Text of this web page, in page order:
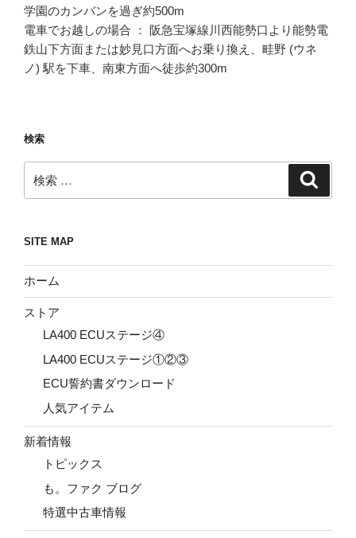
学園のカンバンを過ぎ約500m
電車でお越しの場合 ： 阪急宝塚線川西能勢口より能勢電
鉄山下方面または妙見口方面へお乗り換え、畦野 (ウネ
ノ) 駅を下車、南東方面へ徒歩約300m
検索
索:
SITE MAP
ホーム
ストア
LA400 ECUステージ④
LA400 ECUステージ①②③
ECU誓約書ダウンロード
人気アイテム
新着情報
トピックス
も。ファク ブログ
特選中古車情報